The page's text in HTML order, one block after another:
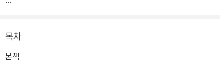
내용을 구성하였다.
목차
본책